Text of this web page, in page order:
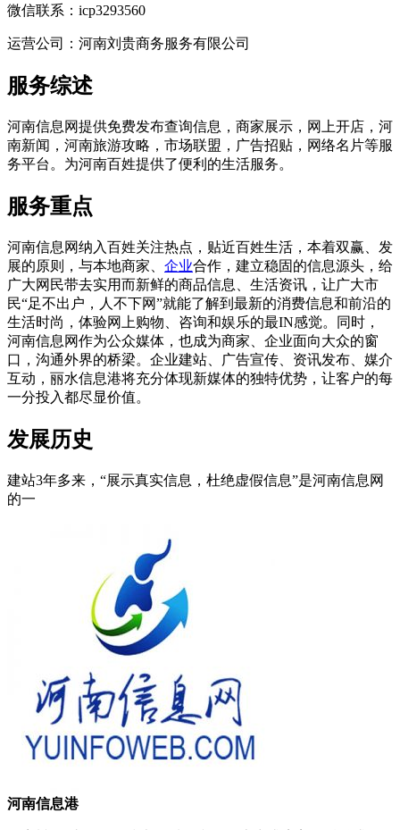
微信联系：icp3293560
运营公司：河南刘贵商务服务有限公司
服务综述
河南信息网提供免费发布查询信息，商家展示，网上开店，河
南新闻，河南旅游攻略，市场联盟，广告招贴，网络名片等服
务平台。为河南百姓提供了便利的生活服务。
服务重点
河南信息网纳入百姓关注热点，贴近百姓生活，本着双赢、发
展的原则，与本地商家、 企业合作，建立稳固的信息源头，给
广大网民带去实用而新鲜的商品信息、生活资讯，让广大市
民“足不出户，人不下网”就能了解到最新的消费信息和前沿的
生活时尚，体验网上购物、咨询和娱乐的最IN感觉。同时，
河南信息网作为公众媒体，也成为商家、企业面向大众的窗
口，沟通外界的桥梁。企业建站、广告宣传、资讯发布、媒介
互动，丽水信息港将充分体现新媒体的独特优势，让客户的每
一分投入都尽显价值。
发展历史
建站3年多来，“展示真实信息，杜绝虚假信息”是河南信息网
的一
河南信息港